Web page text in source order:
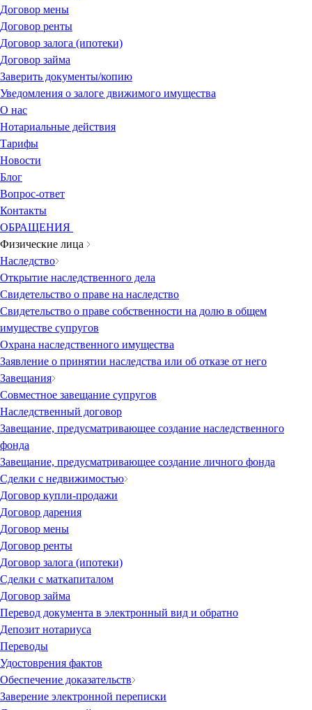
Договор мены
Договор ренты
Договор залога (ипотеки)
Договор займа
Заверить документы/копию
Уведомления о залоге движимого имущества
О нас
Нотариальные действия
Тарифы
Новости
Блог
Вопрос-ответ
Контакты
ОБРАЩЕНИЯ
Физические лица
Наследство
Открытие наследственного дела
Свидетельство о праве на наследство
Свидетельство о праве собственности на долю в общем
имуществе супругов
Охрана наследственного имущества
Заявление о принятии наследства или об отказе от него
Завещания
Совместное завещание супругов
Наследственный договор
Завещание, предусматривающее создание наследственного
фонда
Завещание, предусматривающее создание личного фонда
Сделки с недвижимостью
Договор купли-продажи
Договор дарения
Договор мены
Договор ренты
Договор залога (ипотеки)
Сделки с маткапиталом
Договор займа
Перевод документа в электронный вид и обратно
Депозит нотариуса
Переводы
Удостоврения фактов
Обеспечение доказательств
Заверение электронной переписки